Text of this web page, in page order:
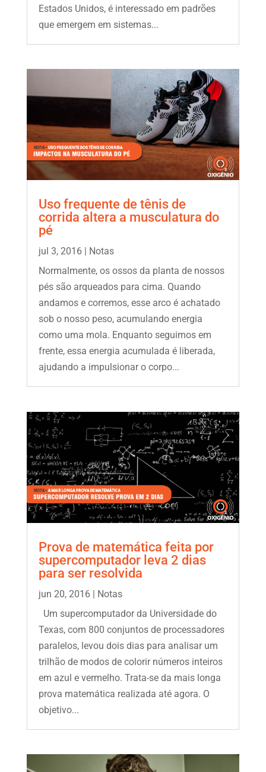
Estados Unidos, é interessado em padrões
que emergem em sistemas...
Uso frequente de tênis de
corrida altera a musculatura do
pé
jul 3, 2016|
Notas
Normalmente, os ossos da planta de nossos
pés são arqueados para cima. Quando
andamos e corremos, esse arco é achatado
sob o nosso peso, acumulando energia
como uma mola. Enquanto seguimos em
frente, essa energia acumulada é liberada,
ajudando a impulsionar o corpo...
Prova de matemática feita por
supercomputador leva 2 dias
para ser resolvida
jun 20, 2016|
Notas
Um supercomputador da Universidade do
Texas, com 800 conjuntos de processadores
paralelos, levou dois dias para analisar um
trilhão de modos de colorir números inteiros
em azul e vermelho. Trata-se da mais longa
prova matemática realizada até agora. O
objetivo...